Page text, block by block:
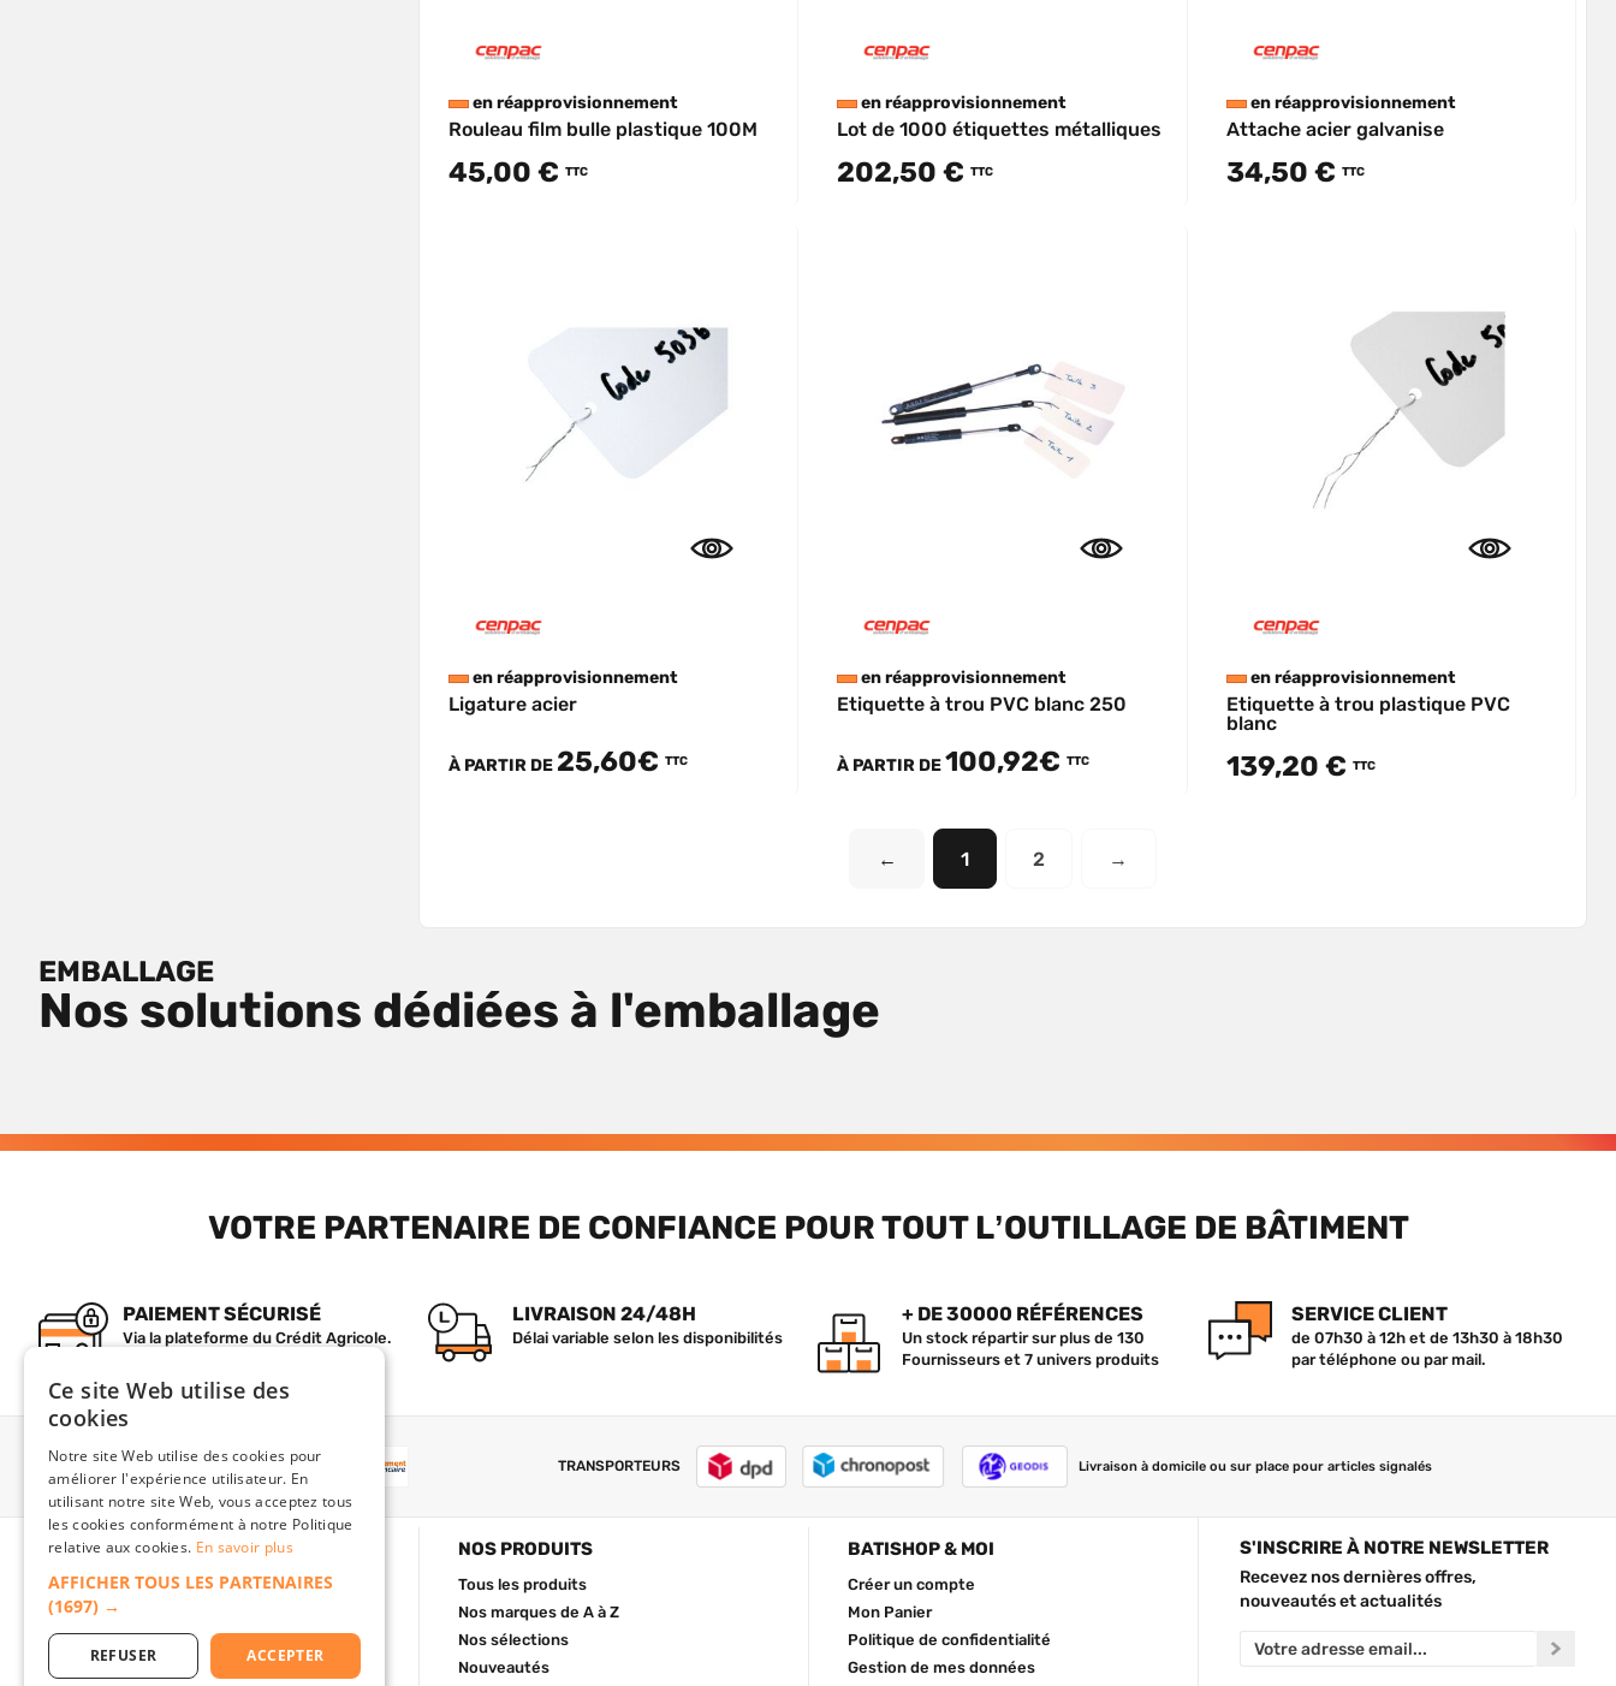
en réapprovisionnement
Rouleau film bulle plastique 100M
45,00 € TTC
en réapprovisionnement
Lot de 1000 étiquettes métalliques
202,50 € TTC
en réapprovisionnement
Attache acier galvanise
34,50 € TTC
en réapprovisionnement
Ligature acier
À PARTIR DE 25,60€ TTC
en réapprovisionnement
Etiquette à trou PVC blanc 250
À PARTIR DE100,92€TTC
en réapprovisionnement
Etiquette à trou plastique PVC
blanc
139,20 € TTC
← 1 2 →
EMBALLAGE
Nos solutions dédiées à l'emballage
VOTRE PARTENAIRE DE CONFIANCE POUR TOUT L’OUTILLAGE DE BÂTIMENT
PAIEMENT SÉCURISÉ
Via la plateforme du Crédit Agricole.
LIVRAISON 24/48H
Délai variable selon les disponibilités
+ DE 30000 RÉFÉRENCES
Un stock répartir sur plus de 130
Fournisseurs et 7 univers produits
SERVICE CLIENT
de 07h30 à 12h et de 13h30 à 18h30
par téléphone ou par mail.
PAIEMENT TRANSPORTEURS Livraison à domicile ou sur place pour articles signalés
BATISHOP
Qui sommes-nous ?
Nous contacter
Foire aux questions
C.G de vente
NOS PRODUITS
Tous les produits
Nos marques de A à Z
Nos sélections
Nouveautés
BATISHOP & MOI
Créer un compte
Mon Panier
Politique de confidentialité
Gestion de mes données
S'INSCRIRE À NOTRE NEWSLETTER
Recevez nos dernières offres,
nouveautés et actualités
Ce site Web utilise des
cookies
Notre site Web utilise des cookies pour
améliorer l'expérience utilisateur. En
utilisant notre site Web, vous acceptez tous
les cookies conformément à notre Politique
relative aux cookies. En savoir plus
AFFICHER TOUS LES PARTENAIRES
(1697) →
ACCEPTER
REFUSER